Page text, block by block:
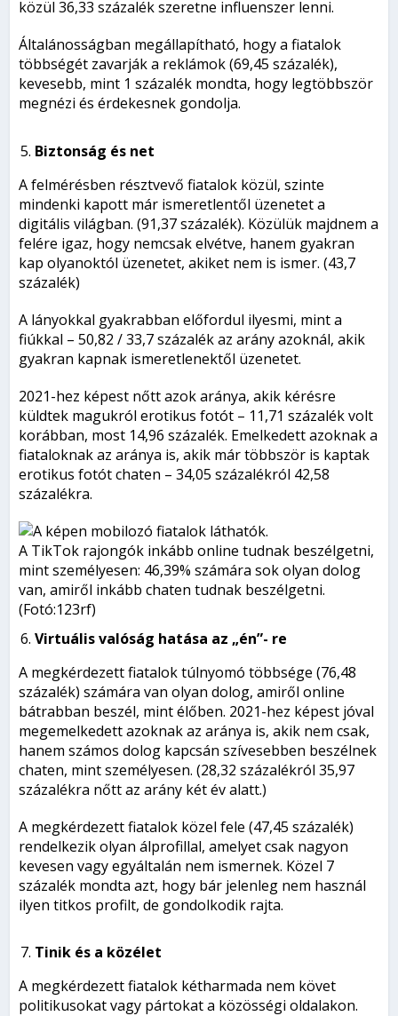
közül 36,33 százalék szeretne influenszer lenni.
Általánosságban megállapítható, hogy a fiatalok
többségét zavarják a reklámok (69,45 százalék),
kevesebb, mint 1 százalék mondta, hogy legtöbbször
megnézi és érdekesnek gondolja.
Biztonság és net
A felmérésben résztvevő fiatalok közül, szinte
mindenki kapott már ismeretlentől üzenetet a
digitális világban. (91,37 százalék). Közülük majdnem a
felére igaz, hogy nemcsak elvétve, hanem gyakran
kap olyanoktól üzenetet, akiket nem is ismer. (43,7
százalék)
A lányokkal gyakrabban előfordul ilyesmi, mint a
fiúkkal – 50,82 / 33,7 százalék az arány azoknál, akik
gyakran kapnak ismeretlenektől üzenetet.
2021-hez képest nőtt azok aránya, akik kérésre
küldtek magukról erotikus fotót – 11,71 százalék volt
korábban, most 14,96 százalék. Emelkedett azoknak a
fiataloknak az aránya is, akik már többször is kaptak
erotikus fotót chaten – 34,05 százalékról 42,58
százalékra.
A TikTok rajongók inkább online tudnak beszélgetni,
mint személyesen: 46,39% számára sok olyan dolog
van, amiről inkább chaten tudnak beszélgetni.
(Fotó:123rf)
Virtuális valóság hatása az „én”- re
A megkérdezett fiatalok túlnyomó többsége (76,48
százalék) számára van olyan dolog, amiről online
bátrabban beszél, mint élőben. 2021-hez képest jóval
megemelkedett azoknak az aránya is, akik nem csak,
hanem számos dolog kapcsán szívesebben beszélnek
chaten, mint személyesen. (28,32 százalékról 35,97
százalékra nőtt az arány két év alatt.)
A megkérdezett fiatalok közel fele (47,45 százalék)
rendelkezik olyan álprofillal, amelyet csak nagyon
kevesen vagy egyáltalán nem ismernek. Közel 7
százalék mondta azt, hogy bár jelenleg nem használ
ilyen titkos profilt, de gondolkodik rajta.
Tinik és a közélet
A megkérdezett fiatalok kétharmada nem követ
politikusokat vagy pártokat a közösségi oldalakon.